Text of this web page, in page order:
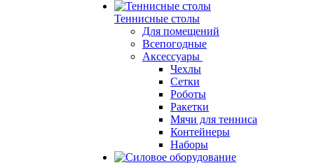
Теннисные столы
Для помещений
Всепогодные
Аксессуары
Чехлы
Сетки
Роботы
Ракетки
Мячи для тенниса
Контейнеры
Наборы